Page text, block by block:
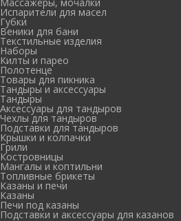
Испарители для масел
Губки
Веники для бани
Текстильные изделия
Наборы
Килты и парео
Полотенце
Товары для пикника
Тандыры и аксессуары
Тандыры
Аксессуары для тандыров
Чехлы для тандыров
Подставки для тандыров
Крышки и колпачки
Грили
Костровницы
Мангалы и коптильни
Топливные брикеты
Казаны и печи
Казаны
Печи под казаны
Подставки и аксессуары для казанов